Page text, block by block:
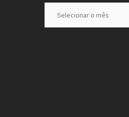
Anteriores